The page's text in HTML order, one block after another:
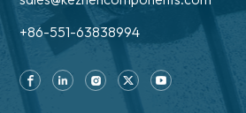
+86-551-63838994